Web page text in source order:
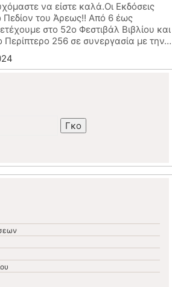
να είστε καλά.Οι Εκδόσεις
Πεδίον του Άρεως!! Από 6 έως
στο 52ο Φεστιβάλ Βιβλίου και
Περίπτερο 256 σε συνεργασία με την…